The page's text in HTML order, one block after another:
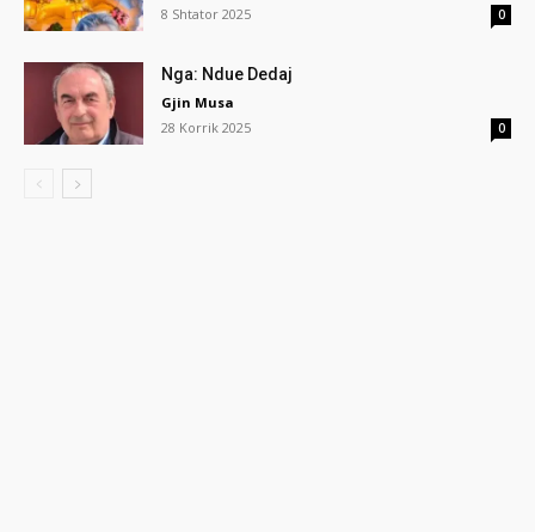
8 Shtator 2025
0
Nga: Ndue Dedaj
Gjin Musa
28 Korrik 2025
0